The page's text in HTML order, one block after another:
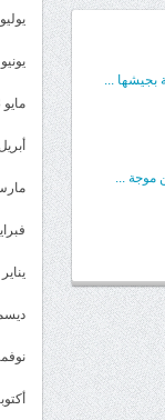
بجيشها ...
...
يوليو 2023
يونيو 2023
مايو 2023
أبريل 2023
مارس
فبراير
يناير 2023
ديسمبر
نوفمبر
أكتوبر